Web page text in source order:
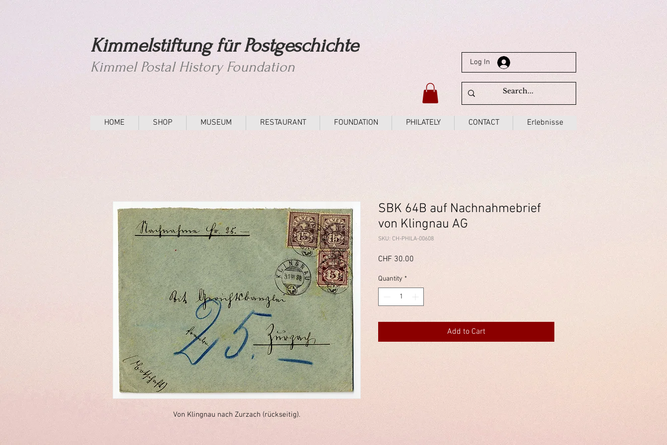
Kimmelstiftung für Postgeschichte
Kimmel Postal History Foundation Log In
HOME SHOP MUSEUM RESTAURANT FOUNDATION PHILATELY CONTACT Erlebnisse
Von Klingnau nach Zurzach (rückseitig).
SBK 64B auf Nachnahmebrief
von Klingnau AG
SKU: CH-PHILA-00608
CHF 30.00
Quantity *
Add to Cart